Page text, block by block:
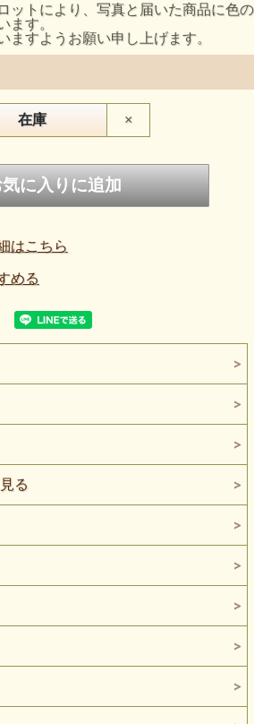
ットにより、写真と届いた商品に色の
ます。
ますようお願い申し上げます。
在庫 ×
はこちら
める
る